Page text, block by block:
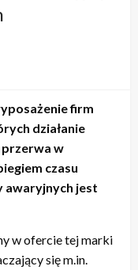
firm
działanie
przerwa w
czasu
awaryjnych jest
w ofercie tej marki
się m.in.